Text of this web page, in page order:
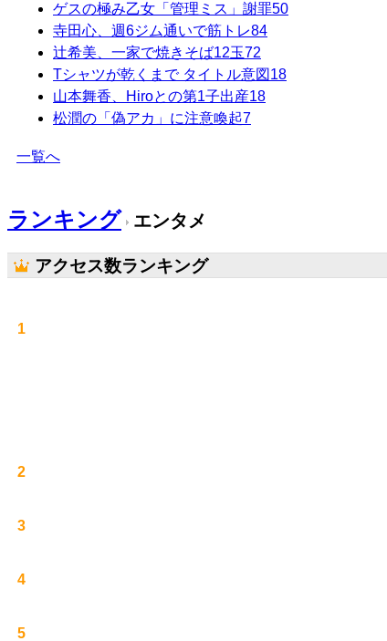
ゲスの極み乙女「管理ミス」謝罪50
寺田心、週6ジム通いで筋トレ84
辻希美、一家で焼きそば12玉72
Tシャツが乾くまで タイトル意図 18
山本舞香、Hiroとの第1子出産18
松潤の「偽アカ」に注意喚起7
一覧へ
ランキング エンタメ
アクセス数ランキング
1
2
3
4
5